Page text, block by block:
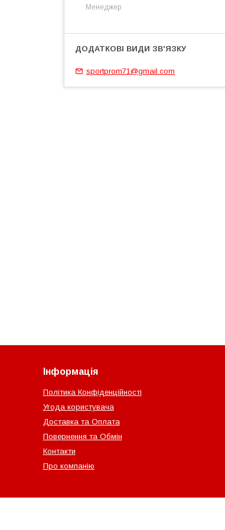
Менеджер
sportprom71@gmail.com
Інформація
Політика Конфіденційності
Угода користувача
Доставка та Оплата
Повернення та Обмін
Контакти
Про компанію